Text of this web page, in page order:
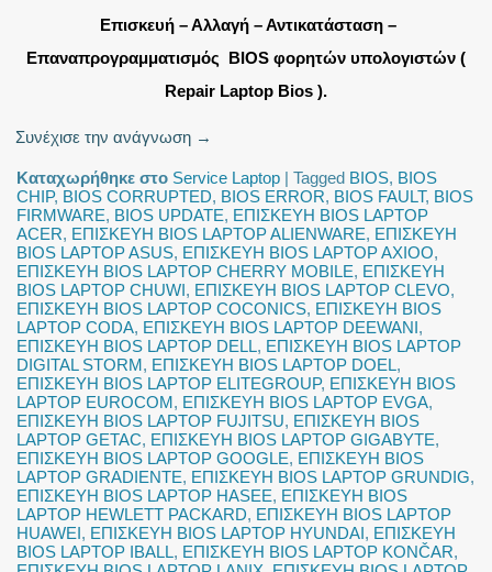
Επισκευή – Αλλαγή – Αντικατάσταση –
Επαναπρογραμματισμός BIOS φορητών υπολογιστών (
Repair Laptop Bios ).
Συνέχισε την ανάγνωση →
Καταχωρήθηκε στο Service Laptop |Tagged BIOS, BIOS
CHIP, BIOS CORRUPTED, BIOS ERROR, BIOS FAULT, BIOS
FIRMWARE, BIOS UPDATE, ΕΠΙΣΚΕΥΗ BIOS LAPTOP
ACER, ΕΠΙΣΚΕΥΗ BIOS LAPTOP ALIENWARE, ΕΠΙΣΚΕΥΗ
BIOS LAPTOP ASUS, ΕΠΙΣΚΕΥΗ BIOS LAPTOP AXIOO,
ΕΠΙΣΚΕΥΗ BIOS LAPTOP CHERRY MOBILE, ΕΠΙΣΚΕΥΗ
BIOS LAPTOP CHUWI, ΕΠΙΣΚΕΥΗ BIOS LAPTOP CLEVO,
ΕΠΙΣΚΕΥΗ BIOS LAPTOP COCONICS, ΕΠΙΣΚΕΥΗ BIOS
LAPTOP CODA, ΕΠΙΣΚΕΥΗ BIOS LAPTOP DEEWANI,
ΕΠΙΣΚΕΥΗ BIOS LAPTOP DELL, ΕΠΙΣΚΕΥΗ BIOS LAPTOP
DIGITAL STORM, ΕΠΙΣΚΕΥΗ BIOS LAPTOP DOEL,
ΕΠΙΣΚΕΥΗ BIOS LAPTOP ELITEGROUP, ΕΠΙΣΚΕΥΗ BIOS
LAPTOP EUROCOM, ΕΠΙΣΚΕΥΗ BIOS LAPTOP EVGA,
ΕΠΙΣΚΕΥΗ BIOS LAPTOP FUJITSU, ΕΠΙΣΚΕΥΗ BIOS
LAPTOP GETAC, ΕΠΙΣΚΕΥΗ BIOS LAPTOP GIGABYTE,
ΕΠΙΣΚΕΥΗ BIOS LAPTOP GOOGLE, ΕΠΙΣΚΕΥΗ BIOS
LAPTOP GRADIENTE, ΕΠΙΣΚΕΥΗ BIOS LAPTOP GRUNDIG,
ΕΠΙΣΚΕΥΗ BIOS LAPTOP HASEE, ΕΠΙΣΚΕΥΗ BIOS
LAPTOP HEWLETT PACKARD, ΕΠΙΣΚΕΥΗ BIOS LAPTOP
HUAWEI, ΕΠΙΣΚΕΥΗ BIOS LAPTOP HYUNDAI, ΕΠΙΣΚΕΥΗ
BIOS LAPTOP IBALL, ΕΠΙΣΚΕΥΗ BIOS LAPTOP KONČAR,